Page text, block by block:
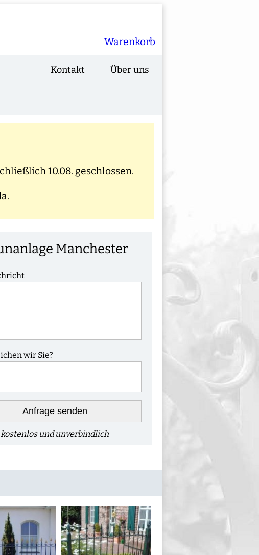
Warenkorb
Über uns
Kontakt
10.08. geschlossen.
Manchester
wir Sie?
Anfrage senden
kostenlos und unverbindlich